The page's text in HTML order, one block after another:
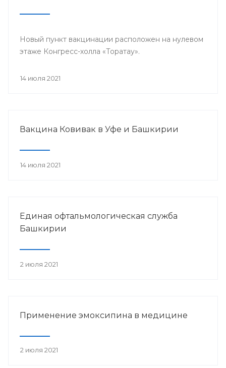
Новый пункт вакцинации расположен на нулевом
этаже Конгресс-холла «Торатау».
14 июля 2021
Вакцина Ковивак в Уфе и Башкирии
14 июля 2021
Единая офтальмологическая служба
Башкирии
2 июля 2021
Применение эмоксипина в медицине
2 июля 2021